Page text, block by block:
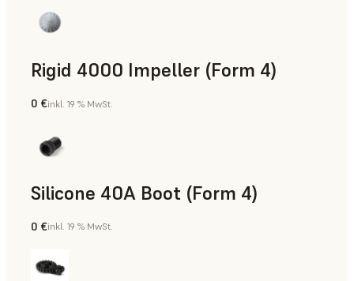
Rigid 4000 Impeller (Form 4)
Technik
0 €inkl. 19 % MwSt.
Silicone 40A Boot (Form 4)
Technik
0 €inkl. 19 % MwSt.